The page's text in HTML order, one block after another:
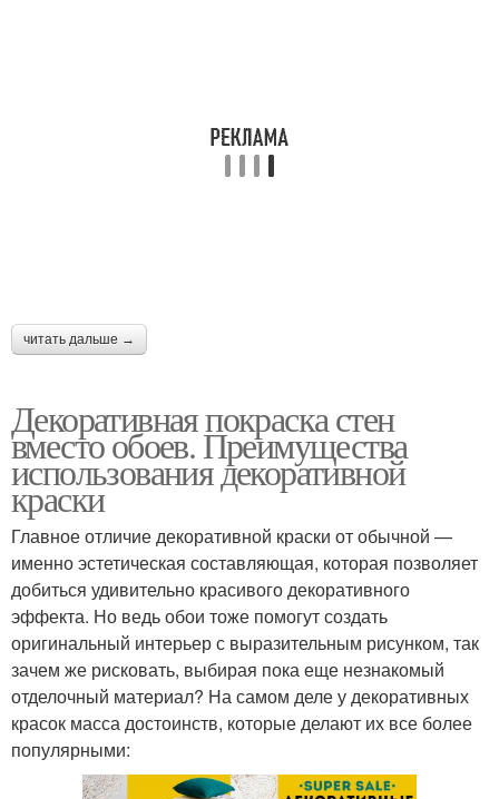
читать дальше →
Декоративная покраска стен
вместо обоев. Преимущества
использования декоративной
краски
Главное отличие декоративной краски от обычной —
именно эстетическая составляющая, которая позволяет
добиться удивительно красивого декоративного
эффекта. Но ведь обои тоже помогут создать
оригинальный интерьер с выразительным рисунком, так
зачем же рисковать, выбирая пока еще незнакомый
отделочный материал? На самом деле у декоративных
красок масса достоинств, которые делают их все более
популярными: